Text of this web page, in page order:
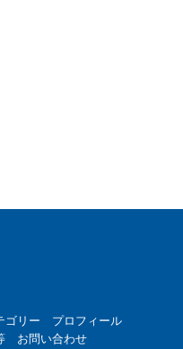
ゴリー
プロフィール
お問い合わせ